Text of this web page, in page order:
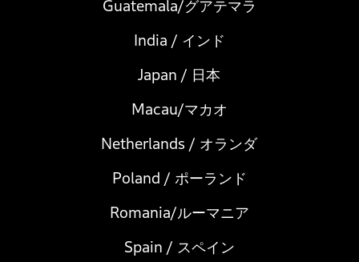
Guatemala/グアテマラ
India / インド
Japan / 日本
Macau/マカオ
Netherlands / オランダ
Poland / ポーランド
Romania/ルーマニア
Spain / スペイン